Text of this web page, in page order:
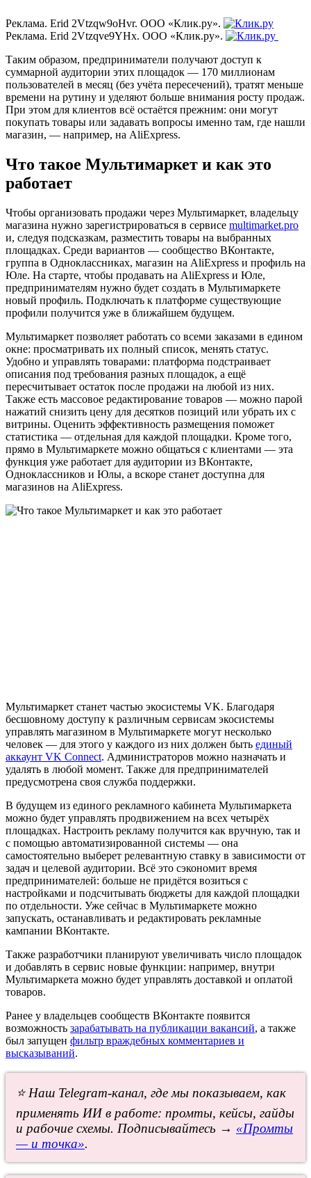
Реклама. Erid 2Vtzqw9oHvr. ООО «Клик.ру».
Реклама. Erid 2Vtzqve9YHx. ООО «Клик.ру».
Таким образом, предприниматели получают доступ к
суммарной аудитории этих площадок — 170 миллионам
пользователей в месяц (без учёта пересечений), тратят меньше
времени на рутину и уделяют больше внимания росту продаж.
При этом для клиентов всё остаётся прежним: они могут
покупать товары или задавать вопросы именно там, где нашли
магазин, — например, на AliExpress.
Что такое Мультимаркет и как это
работает
Чтобы организовать продажи через Мультимаркет, владельцу
магазина нужно зарегистрироваться в сервисе multimarket.pro
и, следуя подсказкам, разместить товары на выбранных
площадках. Среди вариантов — сообщество ВКонтакте,
группа в Одноклассниках, магазин на AliExpress и профиль на
Юле. На старте, чтобы продавать на AliExpress и Юле,
предпринимателям нужно будет создать в Мультимаркете
новый профиль. Подключать к платформе существующие
профили получится уже в ближайшем будущем.
Мультимаркет позволяет работать со всеми заказами в едином
окне: просматривать их полный список, менять статус.
Удобно и управлять товарами: платформа подстраивает
описания под требования разных площадок, а ещё
пересчитывает остаток после продажи на любой из них.
Также есть массовое редактирование товаров — можно парой
нажатий снизить цену для десятков позиций или убрать их с
витрины. Оценить эффективность размещения поможет
статистика — отдельная для каждой площадки. Кроме того,
прямо в Мультимаркете можно общаться с клиентами — эта
функция уже работает для аудитории из ВКонтакте,
Одноклассников и Юлы, а вскоре станет доступна для
магазинов на AliExpress.
Мультимаркет станет частью экосистемы VK. Благодаря
бесшовному доступу к различным сервисам экосистемы
управлять магазином в Мультимаркете могут несколько
человек — для этого у каждого из них должен быть единый
аккаунт VK Connect. Администраторов можно назначать и
удалять в любой момент. Также для предпринимателей
предусмотрена своя служба поддержки.
В будущем из единого рекламного кабинета Мультимаркета
можно будет управлять продвижением на всех четырёх
площадках. Настроить рекламу получится как вручную, так и
с помощью автоматизированной системы — она
самостоятельно выберет релевантную ставку в зависимости от
задач и целевой аудитории. Всё это сэкономит время
предпринимателей: больше не придётся возиться с
настройками и подсчитывать бюджеты для каждой площадки
по отдельности. Уже сейчас в Мультимаркете можно
запускать, останавливать и редактировать рекламные
кампании ВКонтакте.
Также разработчики планируют увеличивать число площадок
и добавлять в сервис новые функции: например, внутри
Мультимаркета можно будет управлять доставкой и оплатой
товаров.
Ранее у владельцев сообществ ВКонтакте появится
возможность зарабатывать на публикации вакансий, а также
был запущен фильтр враждебных комментариев и
высказываний.
⭐ Наш Telegram-канал, где мы показываем, как
применять ИИ в работе: промты, кейсы, гайды
и рабочие схемы. Подписывайтесь → «Промты
— и точка».